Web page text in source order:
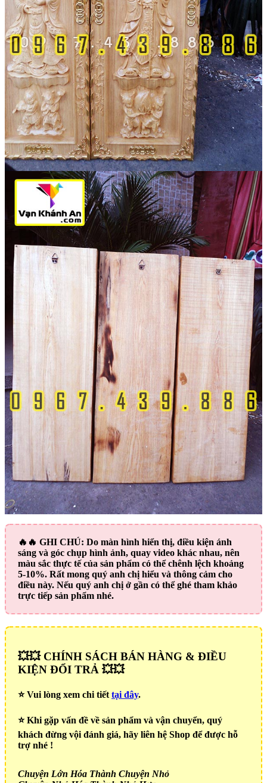
🔥🔥 GHI CHÚ: Do màn hình hiển thị, điều kiện ánh
sáng và góc chụp hình ảnh, quay video khác nhau, nên
màu sắc thực tế của sản phẩm có thể chênh lệch khoảng
5-10%. Rất mong quý anh chị hiểu và thông cảm cho
điều này. Nếu quý anh chị ở gần có thể ghé tham khảo
trực tiếp sản phẩm nhé.
💥💥 CHÍNH SÁCH BÁN HÀNG & ĐIỀU
KIỆN ĐỔI TRẢ 💥💥
⭐️ Vui lòng xem chi tiết tại đây.
⭐️ Khi gặp vấn đề về sản phẩm và vận chuyển, quý
khách đừng vội đánh giá, hãy liên hệ Shop để được hỗ
trợ nhé !
Chuyện Lớn Hóa Thành Chuyện Nhỏ